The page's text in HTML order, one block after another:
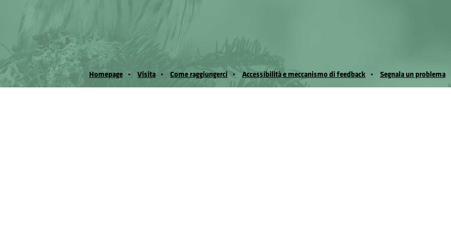
Homepage Visita Come raggiungerci Accessibilità e meccanismo di feedback Segnala un problema